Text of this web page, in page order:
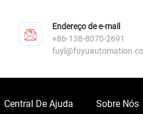
Endereço de e-mail
+86-138-8070-2691
Central De Ajuda Sobre Nós